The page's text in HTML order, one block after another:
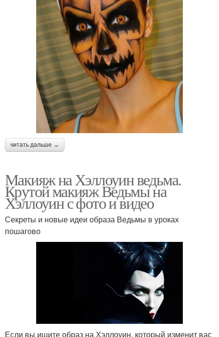
читать дальше →
Макияж на Хэллоуин ведьма.
Крутой макияж Ведьмы на
Хэллоуин с фото и видео
Секреты и новые идеи образа Ведьмы в уроках
пошагово
Если вы ищите образ на Хэллоуин, который изменит вас